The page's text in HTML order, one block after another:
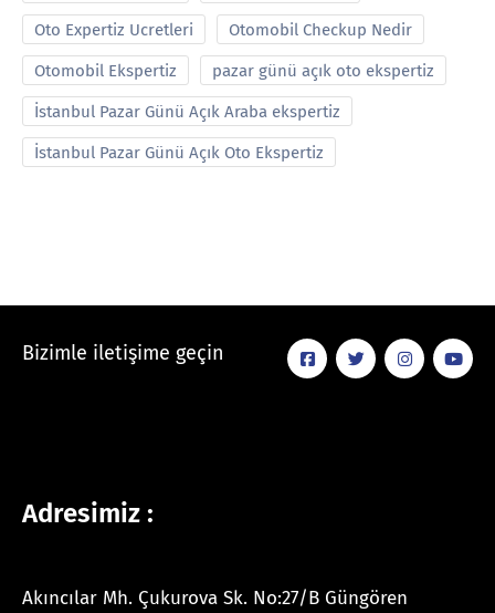
Oto Expertiz Ucretleri Otomobil Checkup Nedir
Otomobil Ekspertiz pazar günü açık oto ekspertiz
İstanbul Pazar Günü Açık Araba ekspertiz
İstanbul Pazar Günü Açık Oto Ekspertiz
Bizimle iletişime geçin
Adresimiz :
Akıncılar Mh. Çukurova Sk. No:27/B Güngören